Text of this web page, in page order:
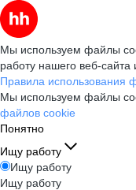
Мы используем файлы
работу нашего веб-сайта
Правила использования
Мы используем файлы
файлов cookie
Понятно
Ищу работу
Ищу работу
Ищу работу